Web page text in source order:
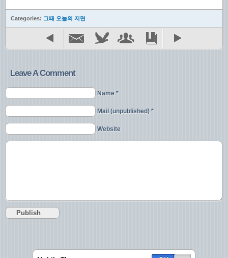
Categories: 그때 오늘의 지면
Leave A Comment
Name *
Mail (unpublished) *
Website